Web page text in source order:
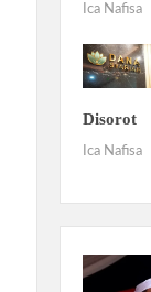
Ica Nafisa
Disorot
Ica Nafisa